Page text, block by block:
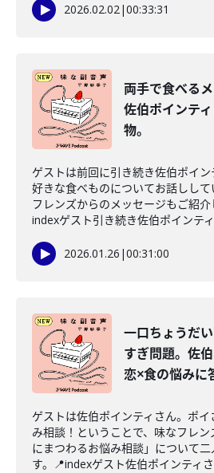
2026.02.02|00:33:31
両手で食べる
佐伯ポインテ
物。
ゲストは前回に引き続き佐伯ポイ
好きな食べものについてお話しし
フレンズからのメッセージもご紹
indexゲスト引き続き佐伯ポインテ
2026.01.26 |00:31:00
一口ちょうだ
すぎ問題。佐
恋×食の悩みに
ゲストは佐伯ポインティさん。ポ
み相談！ということで、味なフレ
にまつわるお悩み相談」について
す。📍indexゲスト佐伯ポインティ